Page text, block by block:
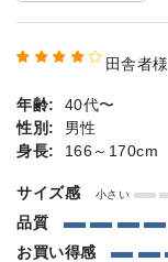
田舎者様
年齢:
40代〜
性別:
男性
身長:
166～170cm
サイズ感 小さい
品質
お買い得感